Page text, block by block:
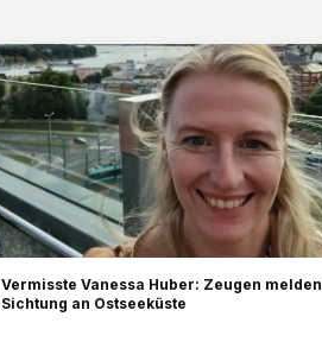
Vermisste Vanessa Huber: Zeugen melden
Sichtung an Ostseeküste